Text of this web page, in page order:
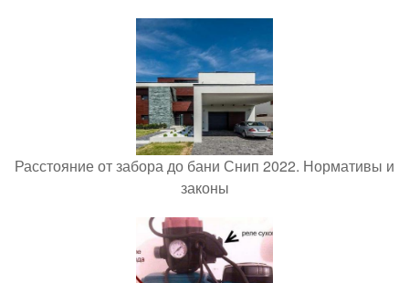
Расстояние от забора до бани Снип 2022. Нормативы и
законы